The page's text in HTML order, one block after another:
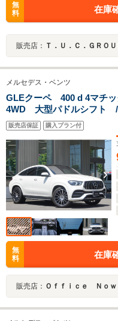
無
料
在庫
販売店： Ｔ．Ｕ．Ｃ．ＧＲＯＵＰ メルセ
メルセデス・ベンツ
GLEクーペ 400 d 4マチッ
4WD 大型パドルシフ
モンドホワイト / メモリ
ター&ベンチレーション
ーサウンド / ヘッドアッ
販売店保証 購入プラン付
無
料
在庫
販売店： Ｏｆｆｉｃｅ Ｎｏｗ